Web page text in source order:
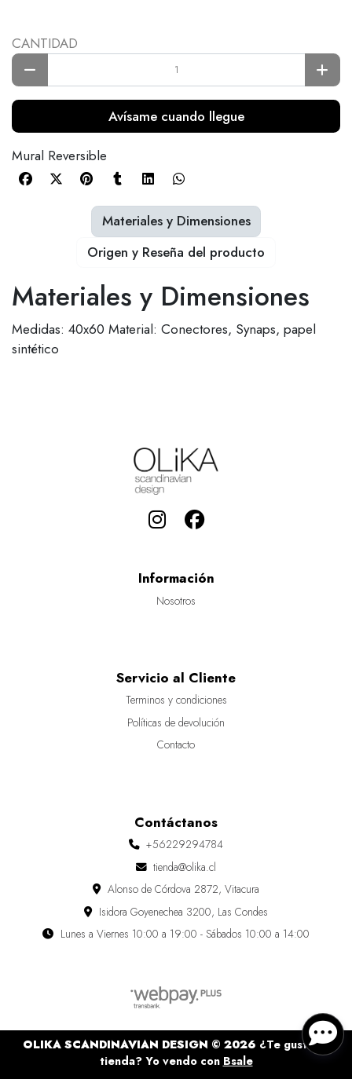
CANTIDAD
Avísame cuando llegue
Mural Reversible
Materiales y Dimensiones
Medidas: 40x60 Material: Conectores, Synaps, papel
sintético
Materiales y Dimensiones
Origen y Reseña del producto
Información
Nosotros
Servicio al Cliente
Terminos y condiciones
Políticas de devolución
Contacto
Contáctanos
+56229294784
tienda@olika.cl
Alonso de Córdova 2872, Vitacura
Isidora Goyenechea 3200, Las Condes
Lunes a Viernes 10:00 a 19:00 - Sábados 10:00 a 14:00
OLIKA SCANDINAVIAN DESIGN © 2026 ¿Te gusta mi
tienda? Yo vendo con Bsale